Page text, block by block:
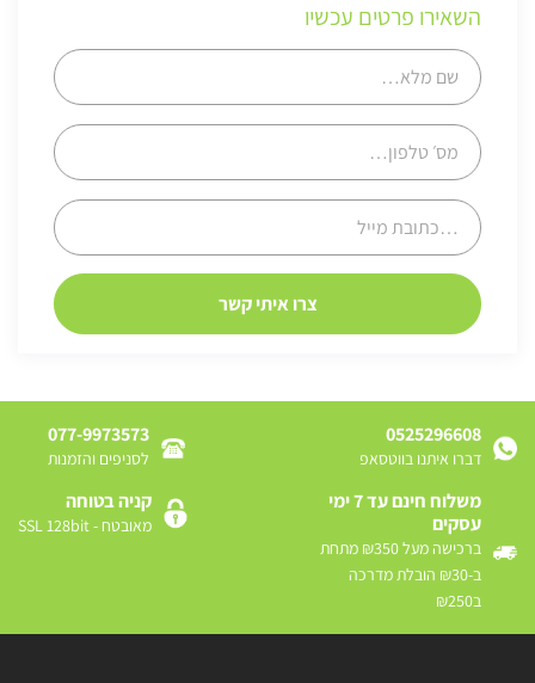
השאירו פרטים עכשיו
0525296608
דברו איתנו בווטסאפ
077-9973573
לסניפים והזמנות
משלוח חינם עד 7 ימי
עסקים
ברכישה מעל ₪350 מתחת
ב-₪30 הובלת מדרכה
ב₪250
קניה בטוחה
מאובטח - SSL 128bit